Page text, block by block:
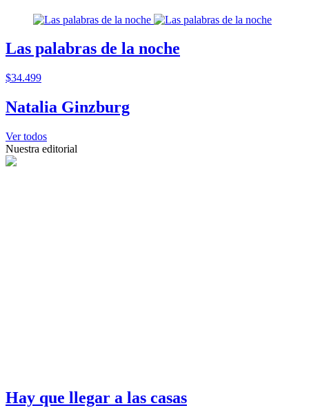
Las palabras de la noche
$34.499
Natalia Ginzburg
Ver todos
Nuestra editorial
Hay que llegar a las casas